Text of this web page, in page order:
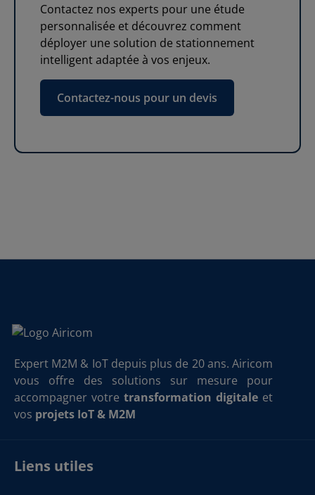
Contactez nos experts pour une étude
personnalisée et découvrez comment
déployer une solution de stationnement
intelligent adaptée à vos enjeux.
Contactez-nous pour un devis
Expert M2M & IoT depuis plus de 20 ans. Airicom
vous offre des solutions sur mesure pour
accompagner votre transformation digitale et
vos projets IoT & M2M
Liens utiles